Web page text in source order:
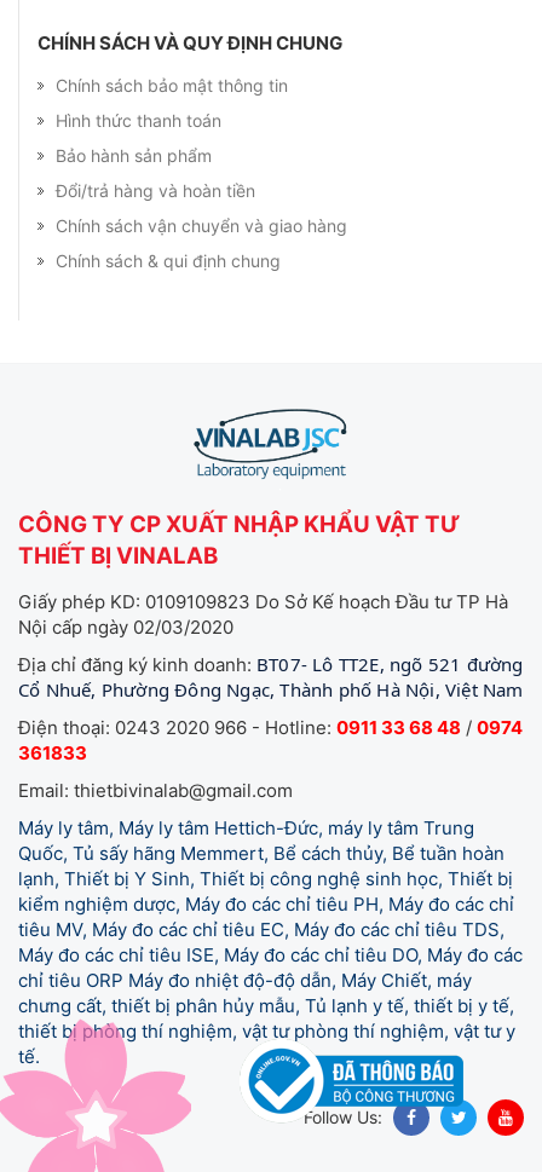
CHÍNH SÁCH VÀ QUY ĐỊNH CHUNG
Chính sách bảo mật thông tin
Hình thức thanh toán
Bảo hành sản phẩm
Đổi/trả hàng và hoàn tiền
Chính sách vận chuyển và giao hàng
Chính sách & qui định chung
CÔNG TY CP XUẤT NHẬP KHẨU VẬT TƯ
THIẾT BỊ VINALAB
Giấy phép KD: 0109109823 Do Sở Kế hoạch Đầu tư TP Hà
Nội cấp ngày 02/03/2020
Địa chỉ đăng ký kinh doanh: BT07- Lô TT2E, ngõ 521 đường
Cổ Nhuế, Phường Đông Ngạc, Thành phố Hà Nội, Việt Nam
Điện thoại: 0243 2020 966 - Hotline: 0911 33 68 48 / 0974
361833
Email: thietbivinalab@gmail.com
Máy ly tâm, Máy ly tâm Hettich-Đức, máy ly tâm Trung
Quốc, Tủ sấy hãng Memmert, Bể cách thủy, Bể tuần hoàn
lạnh, Thiết bị Y Sinh, Thiết bị công nghệ sinh học, Thiết bị
kiểm nghiệm dược, Máy đo các chỉ tiêu PH, Máy đo các chỉ
tiêu MV, Máy đo các chỉ tiêu EC, Máy đo các chỉ tiêu TDS,
Máy đo các chỉ tiêu ISE, Máy đo các chỉ tiêu DO, Máy đo các
chỉ tiêu ORP Máy đo nhiệt độ-độ dẫn, Máy Chiết, máy
chưng cất, thiết bị phân hủy mẫu, Tủ lạnh y tế, thiết bị y tế,
thiết bị phòng thí nghiệm, vật tư phòng thí nghiệm, vật tư y
tế.
Follow Us: